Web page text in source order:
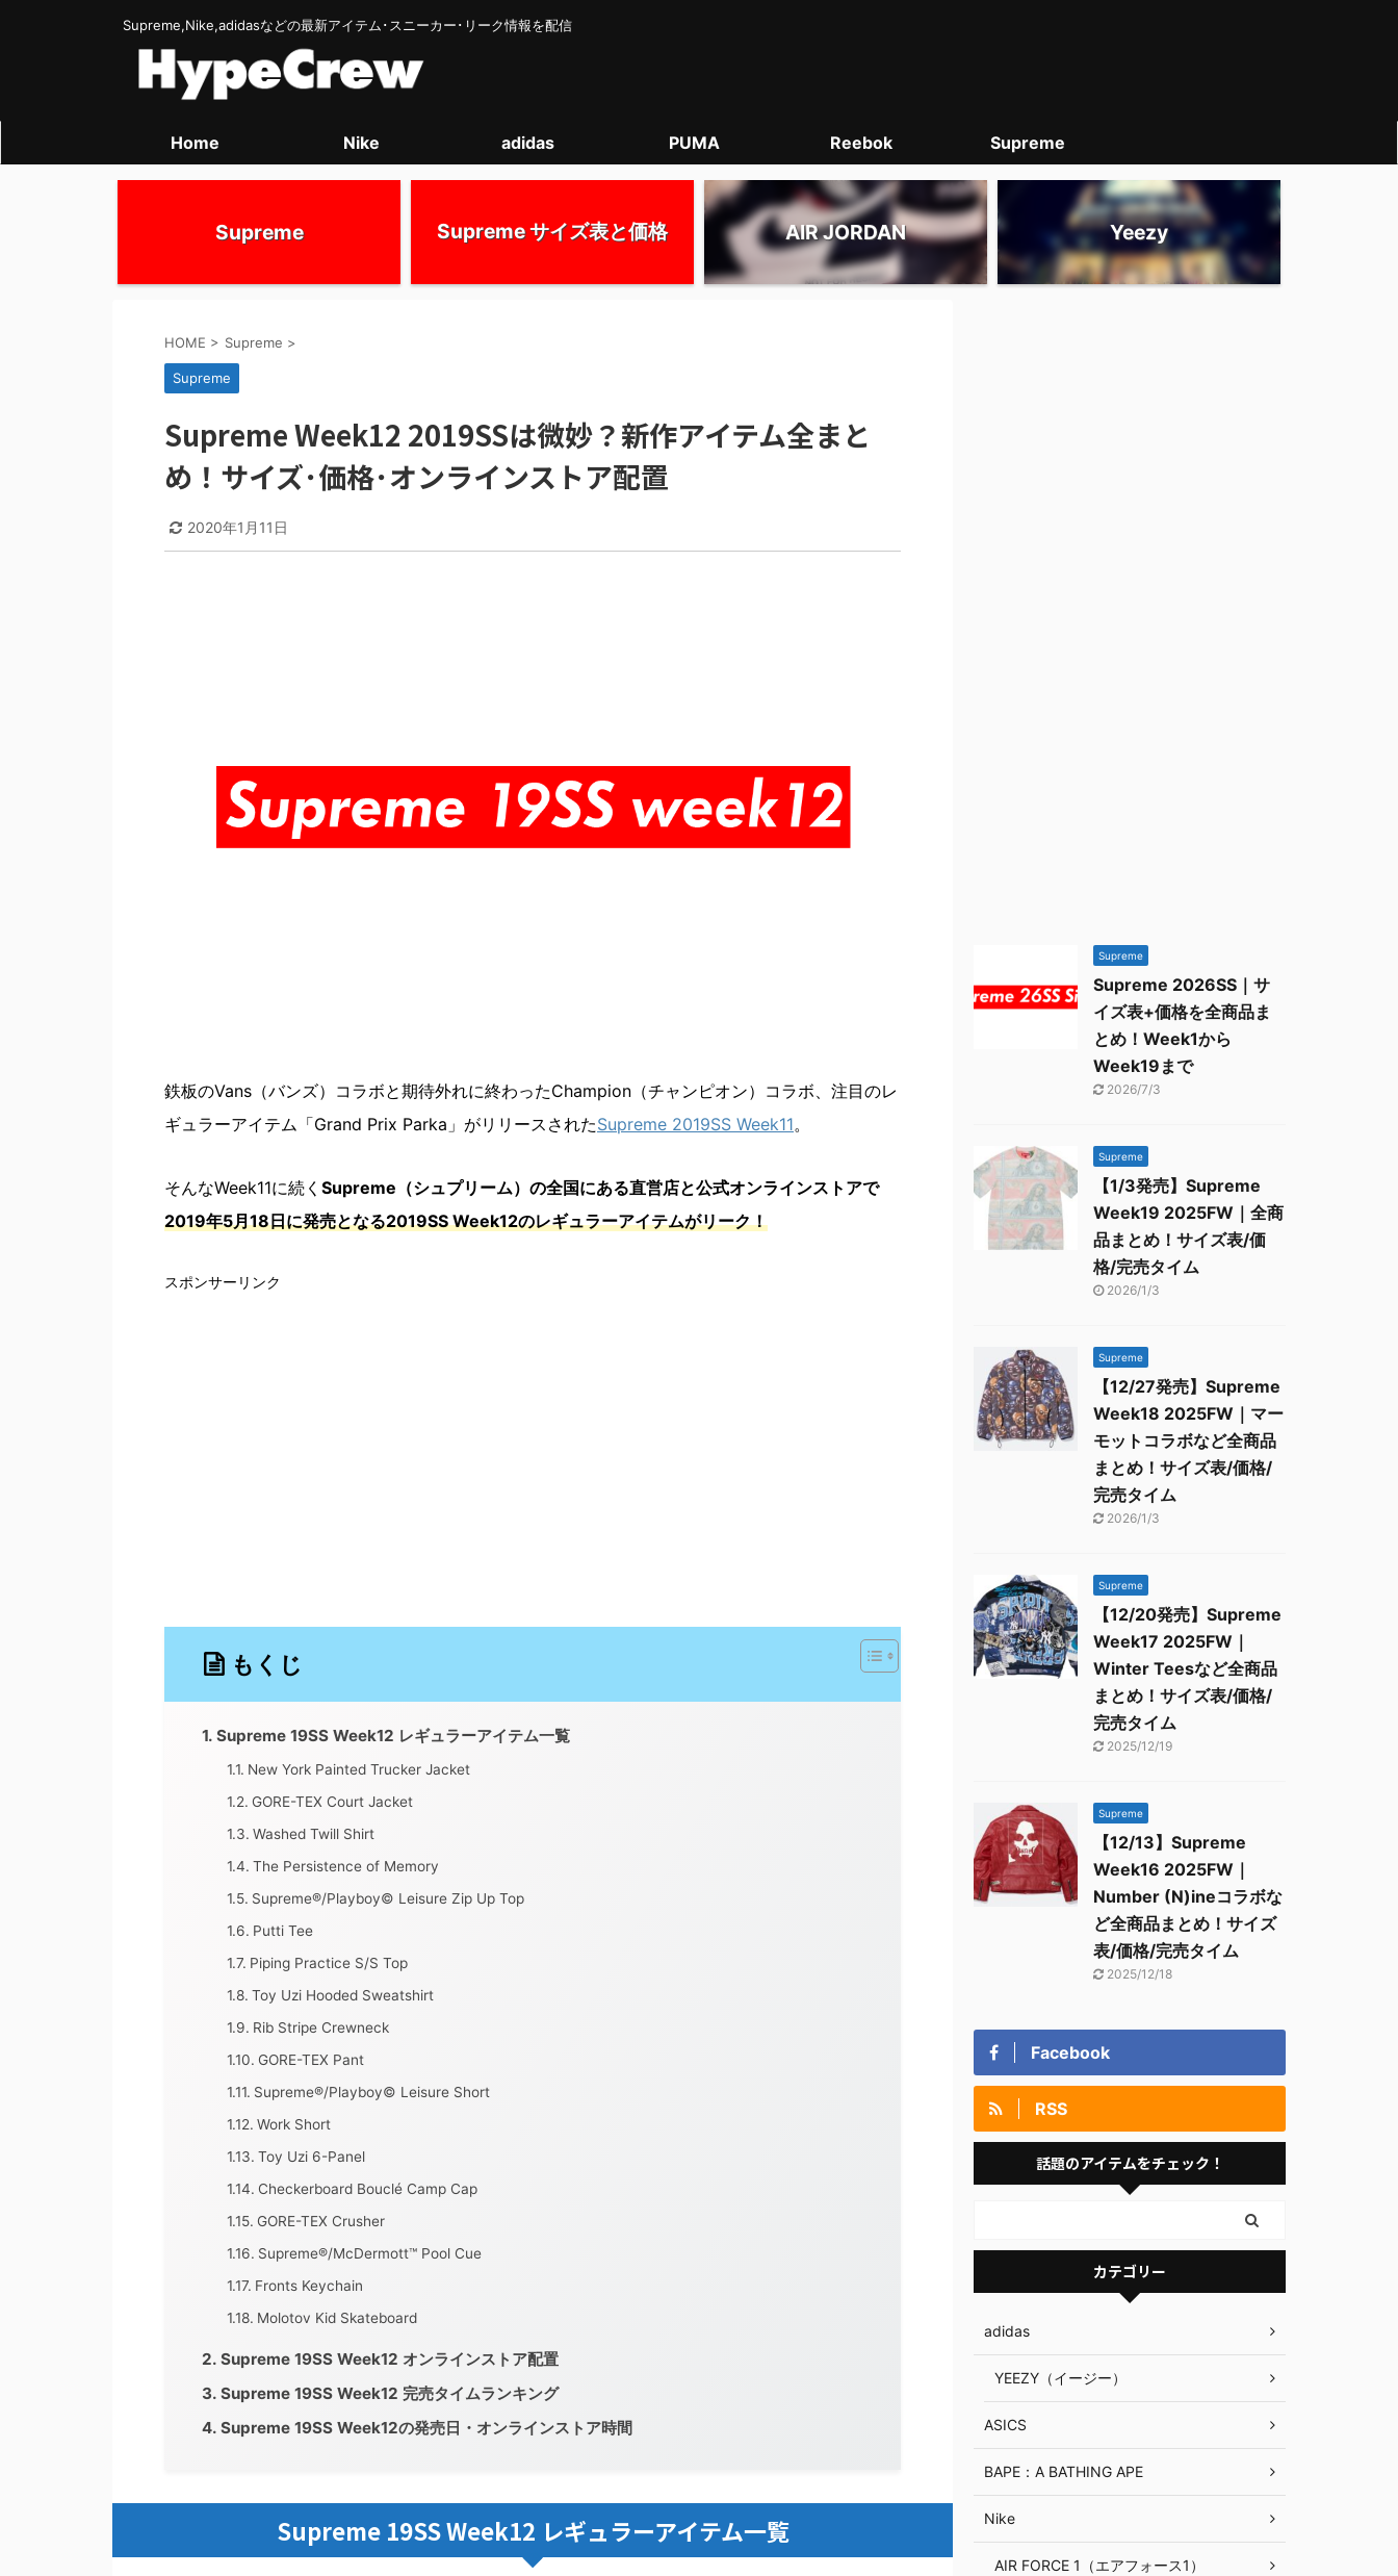
Supreme,Nike,adidasなどの最新アイテム･スニーカー･リーク情報を配信
Home Nike adidas PUMA Reebok Supreme
Supreme Supreme サイズ表と価格 AIR JORDAN Yeezy
HOME > Supreme >
Supreme
Supreme Week12 2019SSは微妙？新作アイテム全まと
め！サイズ･価格･オンラインストア配置
2020年1月11日
鉄板のVans（バンズ）コラボと期待外れに終わったChampion（チャンピオン）コラボ、注目のレ
ギュラーアイテム「Grand Prix Parka」がリリースされたSupreme 2019SS Week11。
そんなWeek11に続く Supreme（シュプリーム）の全国にある直営店と公式オンラインストアで
2019年5月18日に発売となる2019SS Week12のレギュラーアイテムがリーク！
スポンサーリンク
もくじ
Supreme 19SS Week12 レギュラーアイテム一覧
New York Painted Trucker Jacket
GORE-TEX Court Jacket
Washed Twill Shirt
The Persistence of Memory
Supreme®/Playboy© Leisure Zip Up Top
Putti Tee
Piping Practice S/S Top
Toy Uzi Hooded Sweatshirt
Rib Stripe Crewneck
GORE-TEX Pant
Supreme®/Playboy© Leisure Short
Work Short
Toy Uzi 6-Panel
Checkerboard Bouclé Camp Cap
GORE-TEX Crusher
Supreme®/McDermott™ Pool Cue
Fronts Keychain
Molotov Kid Skateboard
Supreme 19SS Week12 オンラインストア配置
Supreme 19SS Week12 完売タイムランキング
Supreme 19SS Week12の発売日・オンラインストア時間
Supreme 19SS Week12 レギュラーアイテム一覧
Supreme
Supreme 2026SS｜サ
イズ表+価格を全商品ま
とめ！Week1から
Week19まで
2026/7/3
Supreme
【1/3発売】Supreme
Week19 2025FW｜全商
品まとめ！サイズ表/価
格/完売タイム
2026/1/3
Supreme
【12/27発売】Supreme
Week18 2025FW｜マー
モットコラボなど全商品
まとめ！サイズ表/価格/
完売タイム
2026/1/3
Supreme
【12/20発売】Supreme
Week17 2025FW｜
Winter Teesなど全商品
まとめ！サイズ表/価格/
完売タイム
2025/12/19
Supreme
【12/13】Supreme
Week16 2025FW｜
Number (N)ineコラボな
ど全商品まとめ！サイズ
表/価格/完売タイム
2025/12/18
Facebook
RSS
話題のアイテムをチェック！
カテゴリー
adidas
YEEZY（イージー）
ASICS
BAPE：A BATHING APE
Nike
AIR FORCE 1（エアフォース1）